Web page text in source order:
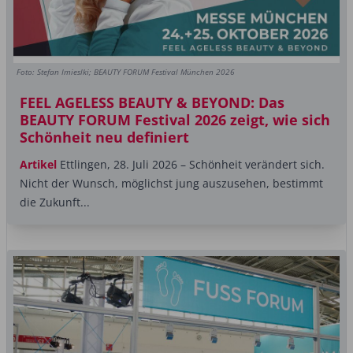
Foto: Stefan Imieslki; BEAUTY FORUM Festival München 2026
FEEL AGELESS BEAUTY & BEYOND: Das
BEAUTY FORUM Festival 2026 zeigt, wie sich
Schönheit neu definiert
Artikel Ettlingen, 28. Juli 2026 – Schönheit verändert sich.
Nicht der Wunsch, möglichst jung auszusehen, bestimmt
die Zukunft...